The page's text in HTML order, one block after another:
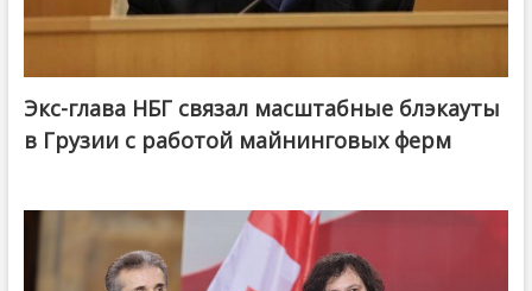
Экс-глава НБГ связал масштабные блэкауты
в Грузии с работой майнинговых ферм